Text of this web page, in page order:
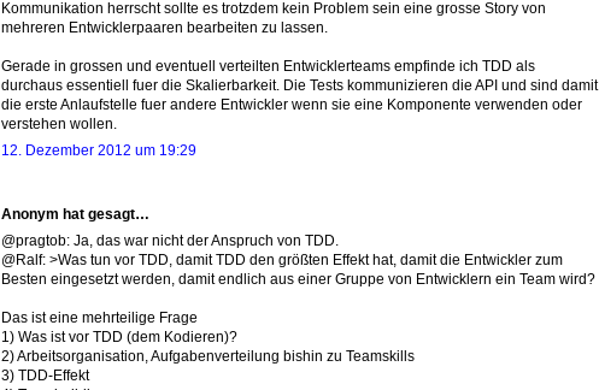
Kommunikation herrscht sollte es trotzdem kein Problem sein eine grosse Story von
mehreren Entwicklerpaaren bearbeiten zu lassen.
Gerade in grossen und eventuell verteilten Entwicklerteams empfinde ich TDD als
durchaus essentiell fuer die Skalierbarkeit. Die Tests kommunizieren die API und sind damit
die erste Anlaufstelle fuer andere Entwickler wenn sie eine Komponente verwenden oder
verstehen wollen.
12. Dezember 2012 um 19:29
Anonym hat gesagt…
@pragtob: Ja, das war nicht der Anspruch von TDD.
@Ralf: >Was tun vor TDD, damit TDD den größten Effekt hat, damit die Entwickler zum
Besten eingesetzt werden, damit endlich aus einer Gruppe von Entwicklern ein Team wird?
Das ist eine mehrteilige Frage
1) Was ist vor TDD (dem Kodieren)?
2) Arbeitsorganisation, Aufgabenverteilung bishin zu Teamskills
3) TDD-Effekt